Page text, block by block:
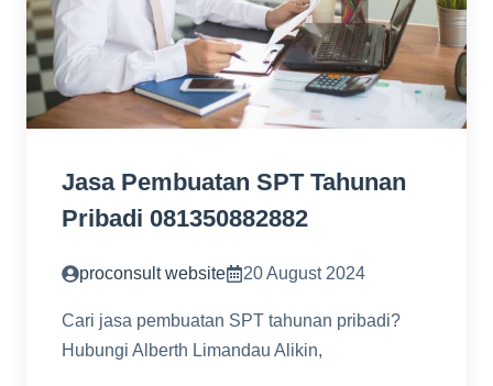
Jasa Pembuatan SPT Tahunan
Pribadi 081350882882
proconsult website 20 August 2024
Cari jasa pembuatan SPT tahunan pribadi?
Hubungi Alberth Limandau Alikin,